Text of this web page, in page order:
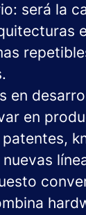
será la
en
en